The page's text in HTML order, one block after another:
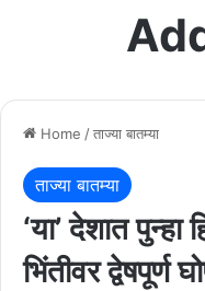
Home /ताज्या बातम्या
ताज्या बातम्या
‘या’ देशात पुन्हा
भिंतीवर द्वेषपूर्ण